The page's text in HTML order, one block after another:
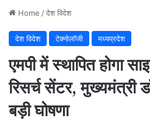
Home /देश विदेश
देश विदेश टेक्नोलॉजी मध्यप्रदेश
एमपी में स्थापित होगा
रिसर्च सेंटर, मुख्यमंत्री
बड़ी घोषणा